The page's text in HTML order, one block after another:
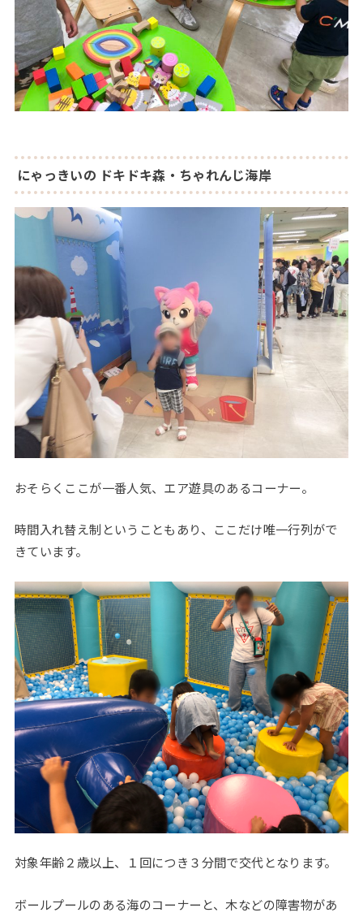
にゃっきいの ドキドキ森・ちゃれんじ海岸
おそらくここが一番人気、エア遊具のあるコーナー。
時間入れ替え制ということもあり、ここだけ唯一行列がで
きています。
対象年齢２歳以上、１回につき３分間で交代となります。
ボールプールのある海のコーナーと、木などの障害物があ